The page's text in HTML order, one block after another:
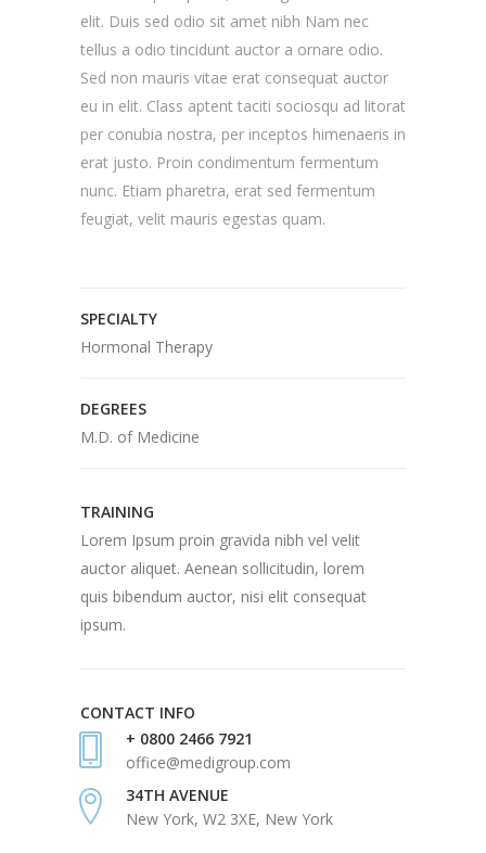
elit. Duis sed odio sit amet nibh Nam nec
tellus a odio tincidunt auctor a ornare odio.
Sed non mauris vitae erat consequat auctor
eu in elit. Class aptent taciti sociosqu ad litorat
per conubia nostra, per inceptos himenaeris in
erat justo. Proin condimentum fermentum
nunc. Etiam pharetra, erat sed fermentum
feugiat, velit mauris egestas quam.
SPECIALTY
Hormonal Therapy
DEGREES
M.D. of Medicine
TRAINING
Lorem Ipsum proin gravida nibh vel velit
auctor aliquet. Aenean sollicitudin, lorem
quis bibendum auctor, nisi elit consequat
ipsum.
CONTACT INFO
+ 0800 2466 7921
office@medigroup.com
34TH AVENUE
New York, W2 3XE, New York